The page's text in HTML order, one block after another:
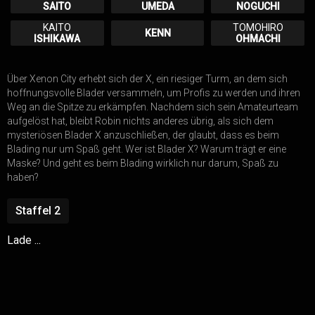
SAITO
UMEDA
NOGUCHI
KAITO
ISHIKAWA
KENN
TOMOHIRO
OHMACHI
Über Xenon City erhebt sich der X, ein riesiger Turm, an dem sich
hoffnungsvolle Blader versammeln, um Profis zu werden und ihren
Weg an die Spitze zu erkämpfen. Nachdem sich sein Amateurteam
aufgelöst hat, bleibt Robin nichts anderes übrig, als sich dem
mysteriösen Blader X anzuschließen, der glaubt, dass es beim
Blading nur um Spaß geht. Wer ist Blader X? Warum trägt er eine
Maske? Und geht es beim Blading wirklich nur darum, Spaß zu
haben?
Staffel 2
Lade ...